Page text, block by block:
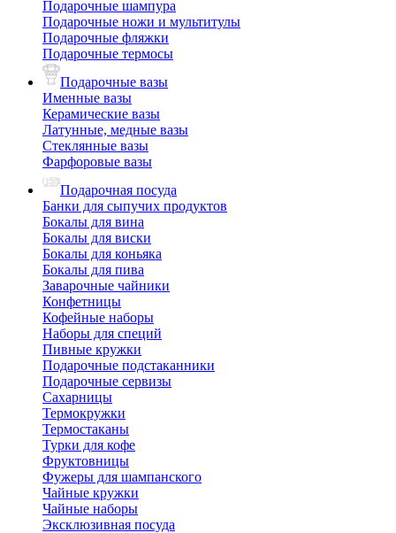
Подарочные шампура
Подарочные ножи и мультитулы
Подарочные фляжки
Подарочные термосы
Подарочные вазы
Именные вазы
Керамические вазы
Латунные, медные вазы
Стеклянные вазы
Фарфоровые вазы
Подарочная посуда
Банки для сыпучих продуктов
Бокалы для вина
Бокалы для виски
Бокалы для коньяка
Бокалы для пива
Заварочные чайники
Конфетницы
Кофейные наборы
Наборы для специй
Пивные кружки
Подарочные подстаканники
Подарочные сервизы
Сахарницы
Термокружки
Термостаканы
Турки для кофе
Фруктовницы
Фужеры для шампанского
Чайные кружки
Чайные наборы
Эксклюзивная посуда